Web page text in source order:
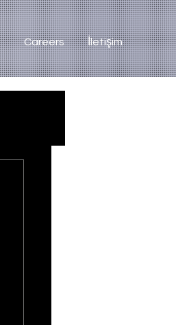
Careers İletişim